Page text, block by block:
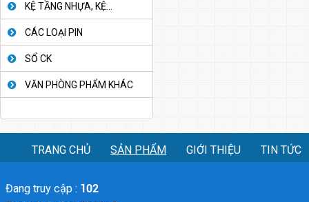
KỆ TẦNG NHỰA, KỆ...
CÁC LOẠI PIN
SỔ CK
VĂN PHÒNG PHẨM KHÁC
TRANG CHỦ SẢN PHẨM GIỚI THIỆU TIN TỨC
Đang truy cập : 102